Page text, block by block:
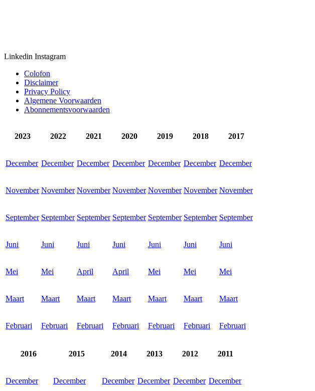
Linkedin Instagram
Colofon
Disclaimer
Privacy Policy
Algemene Voorwaarden
Abonnementsvoorwaarden
2023 2022 2021 2020 2019 2018 2017
December December December December December December December
November November November November November November November
September September September September September September September
Juni Juni Juni Juni Juni Juni Juni
Mei Mei April April Mei Mei Mei
Maart Maart Maart Maart Maart Maart Maart
Februari Februari Februari Februari Februari Februari Februari
2016 2015 2014 2013 2012 2011
December December December December December December